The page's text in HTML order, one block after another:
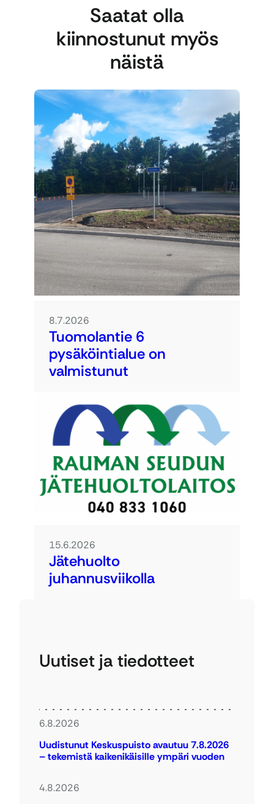
Saatat olla
kiinnostunut myös
näistä
8.7.2026
Tuomolantie 6
pysäköintialue on
valmistunut
15.6.2026
Jätehuolto
juhannusviikolla
Uutiset ja tiedotteet
6.8.2026
Uudistunut Keskuspuisto avautuu 7.8.2026
– tekemistä kaikenikäisille ympäri vuoden
4.8.2026